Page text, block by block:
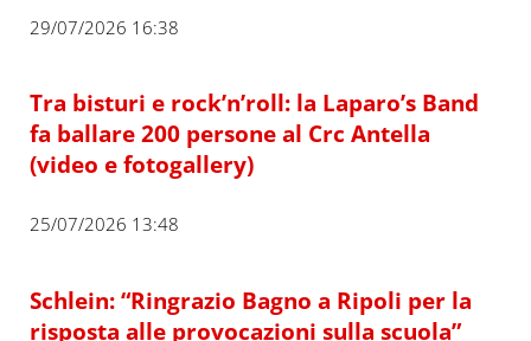
29/07/2026 16:38
Tra bisturi e rock’n’roll: la Laparo’s Band
fa ballare 200 persone al Crc Antella
(video e fotogallery)
25/07/2026 13:48
Schlein: “Ringrazio Bagno a Ripoli per la
risposta alle provocazioni sulla scuola”